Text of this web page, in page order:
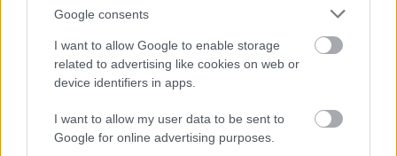
Google consents
I want to allow Google to enable storage
related to advertising like cookies on web or
device identifiers in apps.
I want to allow my user data to be sent to
Google for online advertising purposes.
5
3
17
2
2
5
3
17
2
2